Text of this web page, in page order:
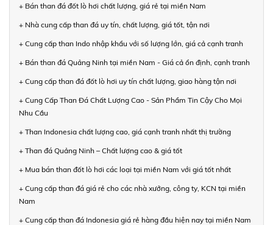
+ Bán than đá đốt lò hơi chất lượng, giá rẻ tại miền Nam
+ Nhà cung cấp than đá uy tín, chất lượng, giá tốt, tận nơi
+ Cung cấp than Indo nhập khẩu với số lượng lớn, giá cả cạnh tranh
+ Bán than đá Quảng Ninh tại miền Nam - Giá cả ổn định, cạnh tranh
+ Cung cấp than đá đốt lò hơi uy tín chất lượng, giao hàng tận nơi
+ Cung Cấp Than Đá Chất Lượng Cao - Sản Phẩm Tin Cậy Cho Mọi
Nhu Cầu
+ Than Indonesia chất lượng cao, giá cạnh tranh nhất thị trường
+ Than đá Quảng Ninh – Chất lượng cao & giá tốt
+ Mua bán than đốt lò hơi các loại tại miền Nam với giá tốt nhất
+ Cung cấp than đá giá rẻ cho các nhà xưởng, công ty, KCN tại miền
Nam
+ Cung cấp than đá Indonesia giá rẻ hàng đầu hiện nay tại miền Nam